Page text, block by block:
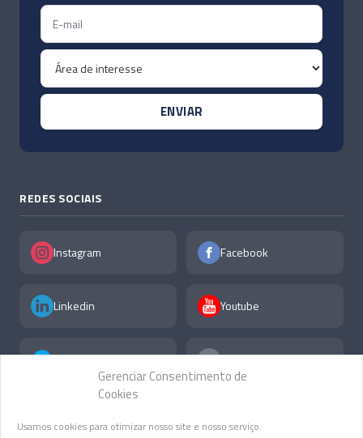
Gerenciar Consentimento de
Cookies
Usamos cookies para otimizar nosso site e nosso serviço.
REDES SOCIAIS
Instagram Facebook
Linkedin Youtube
X F.A.Q